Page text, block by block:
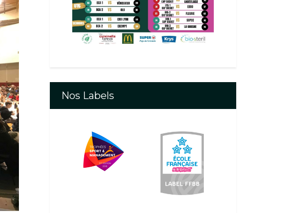
Nos Labels